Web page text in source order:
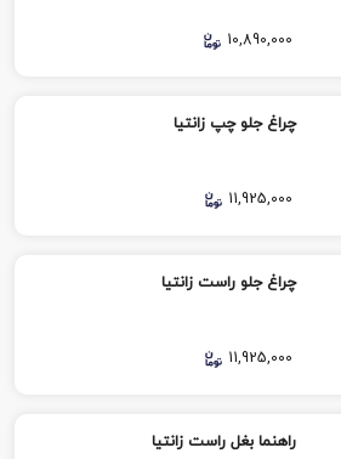
10,890,000
چراغ جلو چپ زانتیا
11,925,000
چراغ جلو راست زانتیا
11,925,000
راهنما بغل راست زانتیا